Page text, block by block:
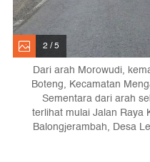
2 / 5
Dari arah Morowudi,
Boteng, Kecamatan
Sementara dari arah
terlihat mulai Jalan Raya
Balongjerambah, Desa